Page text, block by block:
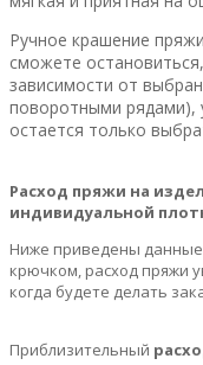
Ручное крашение
сможете
зависимости от
поворотными рядами),
остается только
Расход пряжи на
индивидуальной
Ниже приведены данные
крючком, расход пряжи
когда будете делать
Приблизительный